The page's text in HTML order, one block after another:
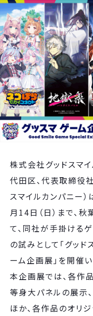
株式会社グッドスマ
代田区、代表取締役
スマイルカンパニー
月14日（日）まで、
て、同社が手掛ける
の試みとして「グッ
ーム企画展」を開催い
本企画展では、各作
等身大パネルの展示
ほか、各作品のオリ